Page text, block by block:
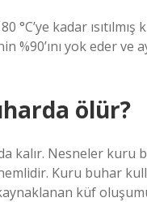
°C’ye kadar
%90’ını yok eder ve
ölür?
kalır. Nesneler kuru
Kuru buhar
küf